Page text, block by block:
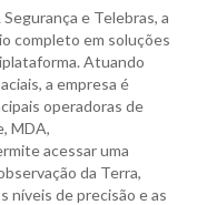
e Telebras, a
completo em soluções
Atuando
a empresa é
operadoras de
MDA,
acessar uma
da Terra,
níveis de precisão e as